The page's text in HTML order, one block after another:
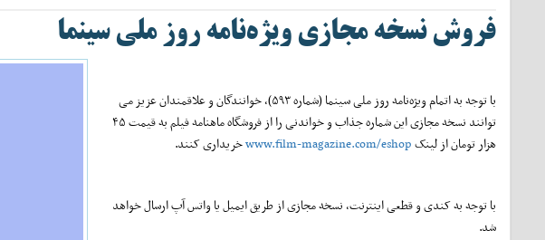
فروش نسخه مجازی ویژه‌نامه روز‌ ملی‌ سینما
با توجه به اتمام ویژه‌نامه روز ملی سینما (شماره ۵۹۳)، خوانندگان و علاقمندان عزیز می
توانند نسخه مجازی این شماره جذاب و خواندنی را از فروشگاه ماهنامه فیلم به قیمت ۴۵
هزار تومان از لینکwww.film-magazine.com/eshopخریداری کنند.
با توجه به کندی و قطعی اینترنت، نسخه مجازی از طریق ایمیل یا واتس آپ ارسال خواهد
شد.